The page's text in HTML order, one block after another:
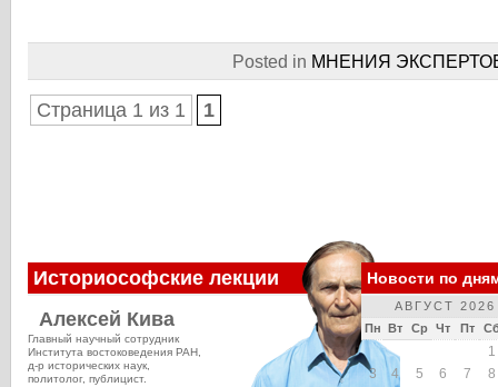
Posted in МНЕНИЯ
Страница 1 из 1 1
Историософские лекции
Алексей Кива
Главный научный сотрудник
Института востоковедения РАН,
д-р исторических наук,
политолог, публицист.
Новости по
АВГУСТ 2026
Пн Вт Ср Чт Пт
1
3
4 5 6 7
8